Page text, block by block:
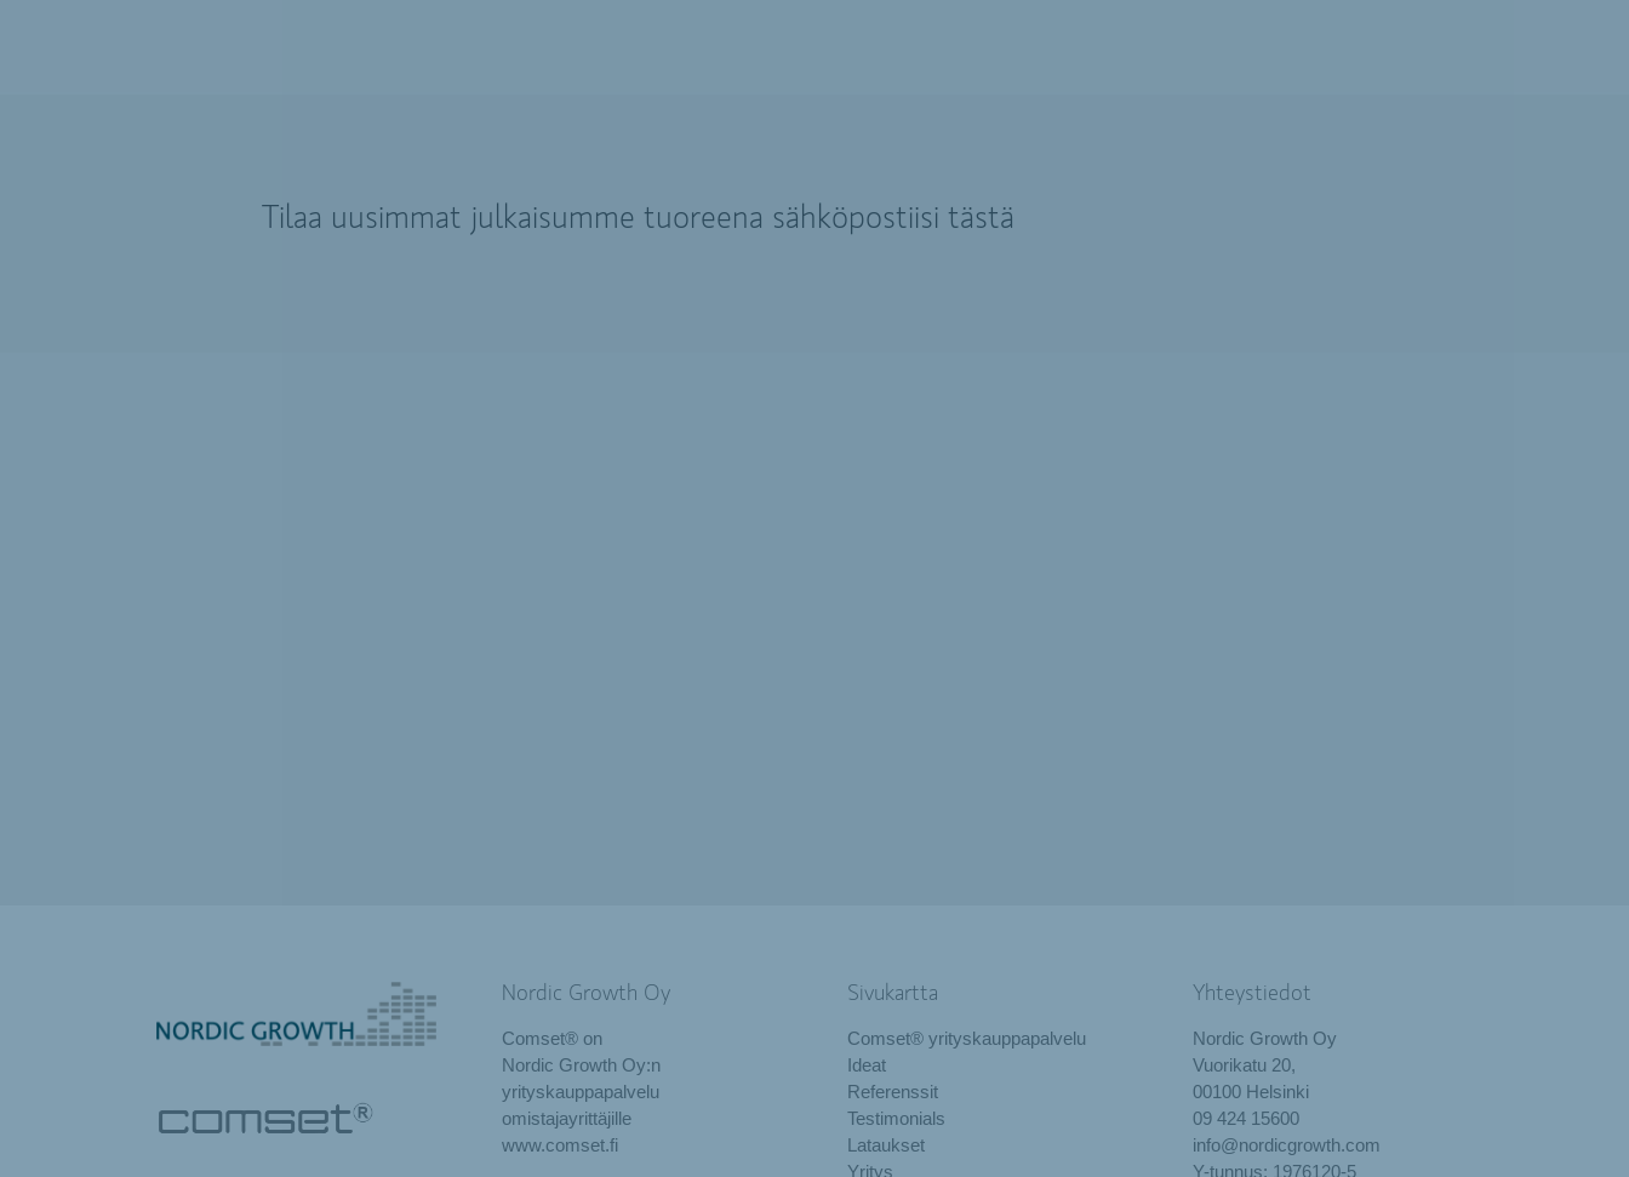
Tilaa uusimmat julkaisumme tuoreena sähköpostiisi tästä
Nordic Growth Oy
Comset® on
Nordic Growth Oy:n
yrityskauppapalvelu
omistajayrittäjille
www.comset.fi
Sivukartta
Comset® yrityskauppapalvelu
Ideat
Referenssit
Testimonials
Lataukset
Yritys
Yhteystiedot
Nordic Growth Oy
Vuorikatu 20,
00100 Helsinki
09 424 15600
info@nordicgrowth.com
Y-tunnus: 1976120-5